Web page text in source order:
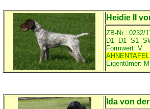
Heidie II
ZB-Nr.: 0232/
D1 D1 S1
Formwert: V
AHNENTAFEL
Eigentümer:
Ida von